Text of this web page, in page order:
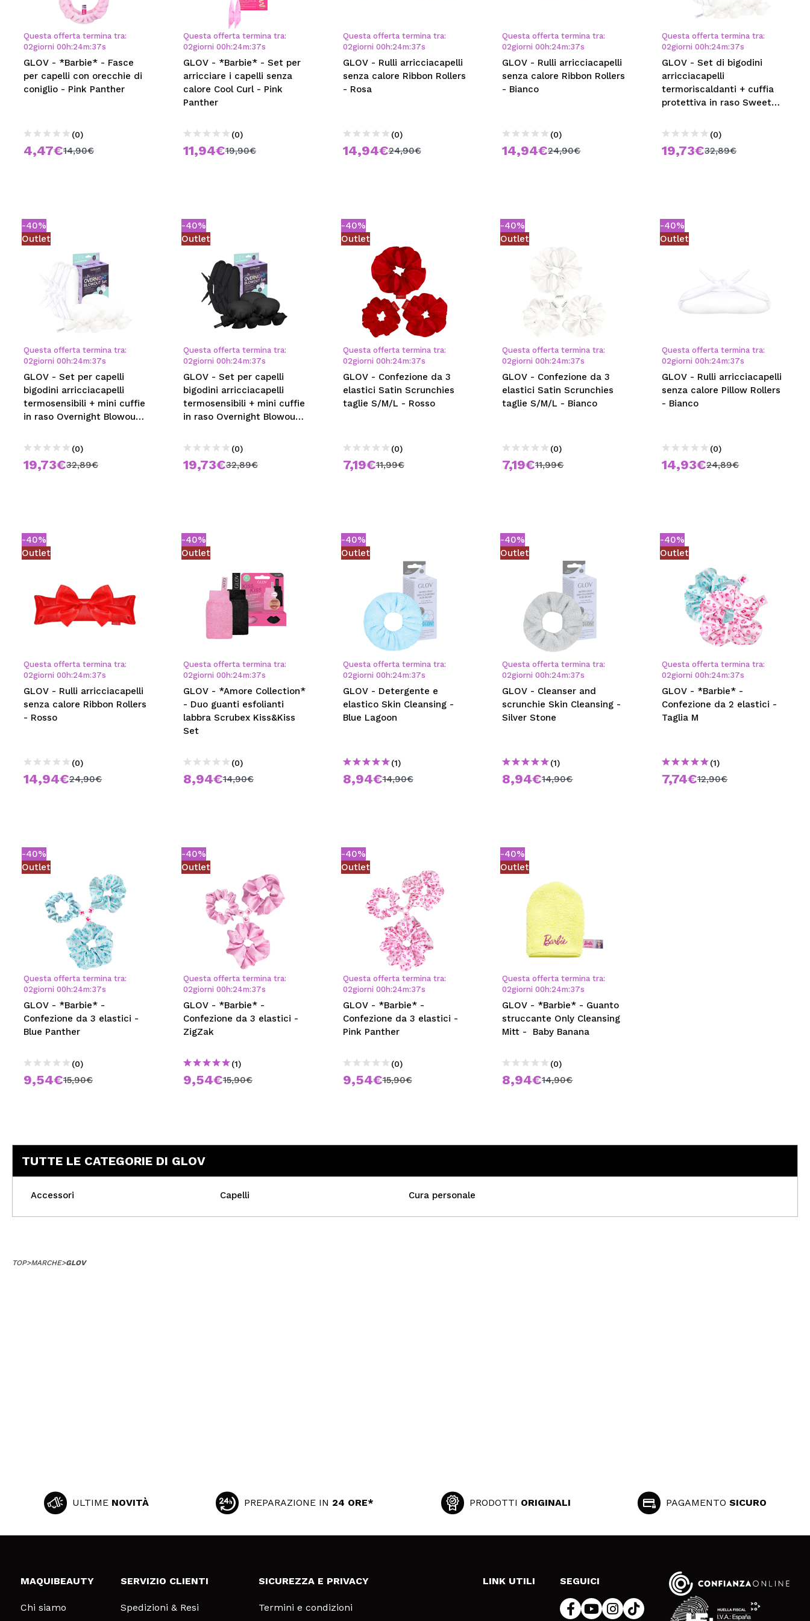
MAQUIFARMA
KOREA ZONE
TRAVEL SIZE
NATURE
SPECIALE
OUTLET
BLOG
CREARE UN ACCOUNT
Questa offerta termina tra:
02giorni 00 h:24m:36s
GLOV - *Barbie* - Fasce
per capelli con orecchie di
coniglio - Pink Panther
(0)
4,47€14,90€
Questa offerta termina tra:
02giorni 00 h:24m:36s
GLOV - *Barbie* - Set per
arricciare i capelli senza
calore Cool Curl - Pink
Panther
(0)
11,94€19,90€
Questa offerta termina tra:
02giorni 00 h:24m:36s
GLOV - Rulli arricciacapelli
senza calore Ribbon Rollers
- Rosa
(0)
14,94€24,90€
Questa offerta termina tra:
02giorni 00 h:24m:36s
GLOV - Rulli arricciacapelli
senza calore Ribbon Rollers
- Bianco
(0)
14,94€24,90€
Questa offerta termina tra:
02giorni 00 h:24m:36s
GLOV - Set di bigodini
arricciacapelli
termoriscaldanti + cuffia
protettiva in raso Sweet
(0)
19,73€32,89€
-40%
Outlet
Questa offerta termina tra:
02giorni 00 h:24m:36s
GLOV - Set per capelli
bigodini arricciacapelli
termosensibili + mini cuffie
in raso Overnight Blowout
(0)
19,73€32,89€
-40%
Outlet
Questa offerta termina tra:
02giorni 00 h:24m:36s
GLOV - Set per capelli
bigodini arricciacapelli
termosensibili + mini cuffie
in raso Overnight Blowout
(0)
19,73€32,89€
-40%
Outlet
Questa offerta termina tra:
02giorni 00 h:24m:36s
GLOV - Confezione da 3
elastici Satin Scrunchies
taglie S/M/L - Rosso
(0)
7,19€11,99€
-40%
Outlet
Questa offerta termina tra:
02giorni 00 h:24m:36s
GLOV - Confezione da 3
elastici Satin Scrunchies
taglie S/M/L - Bianco
(0)
7,19€11,99€
-40%
Outlet
Questa offerta termina tra:
02giorni 00 h:24m:36s
GLOV - Rulli arricciacapelli
senza calore Pillow Rollers
- Bianco
(0)
14,93€24,89€
-40%
Outlet
Questa offerta termina tra:
02giorni 00 h:24m:36s
GLOV - Rulli arricciacapelli
senza calore Ribbon Rollers
- Rosso
(0)
14,94€24,90€
-40%
Outlet
Questa offerta termina tra:
02giorni 00 h:24m:36s
GLOV - *Amore Collection*
- Duo guanti esfolianti
labbra Scrubex Kiss&Kiss
Set
(0)
8,94€14,90€
-40%
Outlet
Questa offerta termina tra:
02giorni 00 h:24m:36s
GLOV - Detergente e
elastico Skin Cleansing -
Blue Lagoon
(1)
8,94€14,90€
-40%
Outlet
Questa offerta termina tra:
02giorni 00 h:24m:36s
GLOV - Cleanser and
scrunchie Skin Cleansing -
Silver Stone
(1)
8,94€14,90€
-40%
Outlet
Questa offerta termina tra:
02giorni 00 h:24m:36s
GLOV - *Barbie* -
Confezione da 2 elastici -
Taglia M
(1)
7,74€12,90€
-40%
Outlet
Questa offerta termina tra:
02giorni 00 h:24m:36s
GLOV - *Barbie* -
Confezione da 3 elastici -
Blue Panther
(0)
9,54€15,90€
-40%
Outlet
Questa offerta termina tra:
02giorni 00 h:24m:36s
GLOV - *Barbie* -
Confezione da 3 elastici -
ZigZak
(1)
9,54€15,90€
-40%
Outlet
Questa offerta termina tra:
02giorni 00 h:24m:36s
GLOV - *Barbie* -
Confezione da 3 elastici -
Pink Panther
(0)
9,54€15,90€
-40%
Outlet
Questa offerta termina tra:
02giorni 00 h:24m:36s
GLOV - *Barbie* - Guanto
struccante Only Cleansing
Mitt - Baby Banana
(0)
8,94€14,90€
TUTTE LE CATEGORIE DI GLOV
Accessori Capelli Cura personale
TOP>MARCHE>GLOV
ULTIME NOVITÀ PREPARAZIONE IN 24 ORE* PRODOTTI ORIGINALI PAGAMENTO SICURO
MAQUIBEAUTY
Chi siamo
SERVIZIO CLIENTI
Spedizioni & Resi
SICUREZZA E PRIVACY
Termini e condizioni
LINK UTILI SEGUICI